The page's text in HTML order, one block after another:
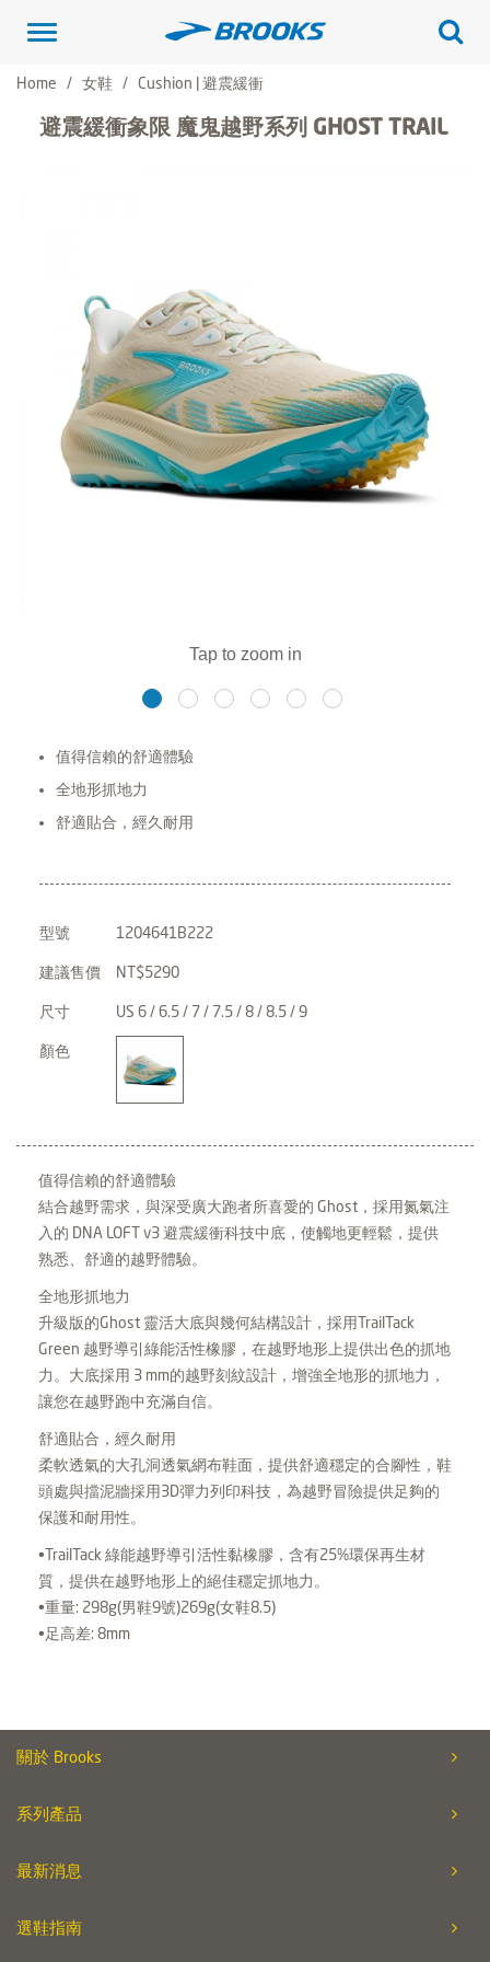
Toggle
Home
女鞋 Cushion | 避震緩衝
避震緩衝象限 魔鬼越野系列 GHOST TRAIL
值得信賴的舒適體驗
全地形抓地力
舒適貼合，經久耐用
型號 1204641B222
建議售價 NT$5290
尺寸 US 6 / 6.5 / 7 / 7.5 / 8 / 8.5 / 9
顏色
值得信賴的舒適體驗
結合越野需求，與深受廣大跑者所喜愛的 Ghost，採用氮氣注
入的 DNA LOFT v3 避震緩衝科技中底，使觸地更輕鬆，提供
熟悉、舒適的越野體驗。
全地形抓地力
升級版的Ghost 靈活大底與幾何結構設計，採用TrailTack
Green 越野導引綠能活性橡膠，在越野地形上提供出色的抓地
力。大底採用 3 mm的越野刻紋設計，增強全地形的抓地力，
讓您在越野跑中充滿自信。
舒適貼合，經久耐用
柔軟透氣的大孔洞透氣網布鞋面，提供舒適穩定的合腳性，鞋
頭處與擋泥牆採用3D彈力列印科技，為越野冒險提供足夠的
保護和耐用性。
•TrailTack 綠能越野導引活性黏橡膠，含有25%環保再生材
質，提供在越野地形上的絕佳穩定抓地力。
•重量: 298g(男鞋9號)269g(女鞋8.5)
•足高差: 8mm
關於 Brooks
系列產品
最新消息
選鞋指南